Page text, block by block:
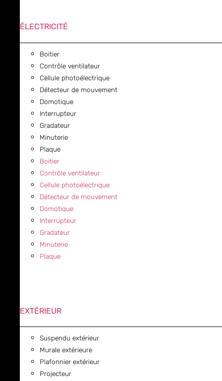
ÉLECTRICITÉ
Boitier
Contrôle ventilateur
Cellule photoélectrique
Détecteur de mouvement
Domotique
Interrupteur
Gradateur
Minuterie
Plaque
Boitier
Contrôle ventilateur
Cellule photoélectrique
Détecteur de mouvement
Domotique
Interrupteur
Gradateur
Minuterie
Plaque
EXTÉRIEUR
Suspendu extérieur
Murale extérieure
Plafonnier extérieur
Projecteur